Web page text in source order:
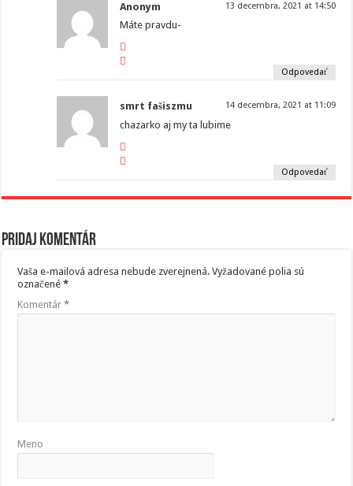
Anonym 13 decembra, 2021 at 14:50
Máte pravdu-
Odpovedať
smrt fašiszmu 14 decembra, 2021 at 11:09
chazarko aj my ta lubime
Odpovedať
Pridaj komentár
Vaša e-mailová adresa nebude zverejnená. Vyžadované polia sú
označené*
Komentár*
Meno